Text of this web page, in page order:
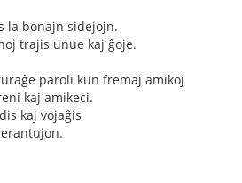
la bonajn sidejojn.
trajis unue kaj ĝoje.
paroli kun fremaj amikoj
kaj amikeci.
kaj vojaĝis